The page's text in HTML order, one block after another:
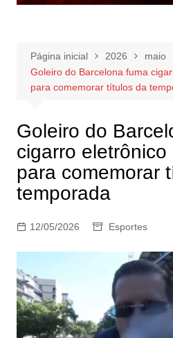
Página inicial 2026
maio
Goleiro do Barcelona fuma
para comemorar títulos da
Goleiro do
cigarro eletrônico
para comemorar
temporada
12/05/2026 Esportes